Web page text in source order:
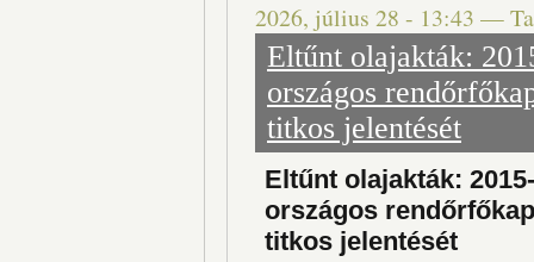
2026, július 28 - 13:43 —
Eltűnt olajakták:
országos
titkos jelentését
Eltűnt olajakták:
országos
titkos jelentését